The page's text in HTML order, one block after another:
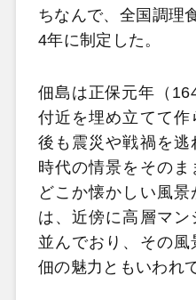
ちなんで、全国調理
4年に制定した。
佃島は正保元年（
付近を埋め立てて
後も震災や戦禍を
時代の情景をそのま
どこか懐かしい風
は、近傍に高層マ
並んでおり、その
佃の魅力ともいわれ